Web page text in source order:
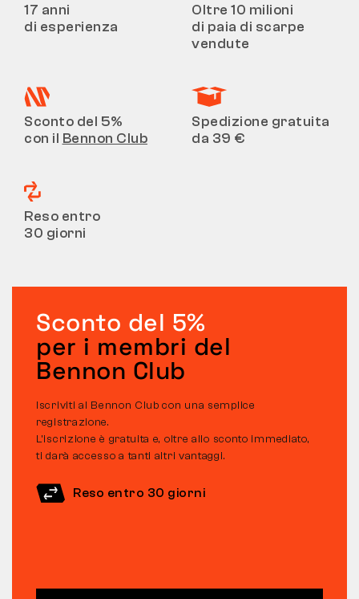
17 anni
di esperienza
Oltre 10 milioni
di paia di scarpe
vendute
Sconto del 5%
con il Bennon Club
Spedizione gratuita
da 39 €
Reso entro
30 giorni
Sconto del 5%
per i membri del
Bennon Club
Iscriviti al Bennon Club con una semplice
registrazione.
L’iscrizione è gratuita e, oltre allo sconto immediato,
ti darà accesso a tanti altri vantaggi.
Reso entro 30 giorni